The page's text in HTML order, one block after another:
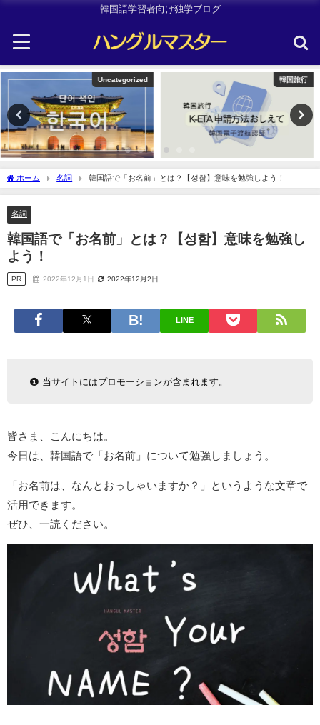
韓国語学習者向け独学ブログ
韓国旅行 Uncategorized
ホーム 名詞 韓国語で「お名前」とは？【성함】意味を勉強しよう！
名詞
韓国語で「お名前」とは？【성함】意味を勉強し
よう！
PR 2022年12月1日 2022年12月2日
LINE
当サイトにはプロモーションが含まれます。
皆さま、こんにちは。
今日は、韓国語で「お名前」について勉強しましょう。
「お名前は、なんとおっしゃいますか？」というような文章で
活用できます。
ぜひ、一読ください。